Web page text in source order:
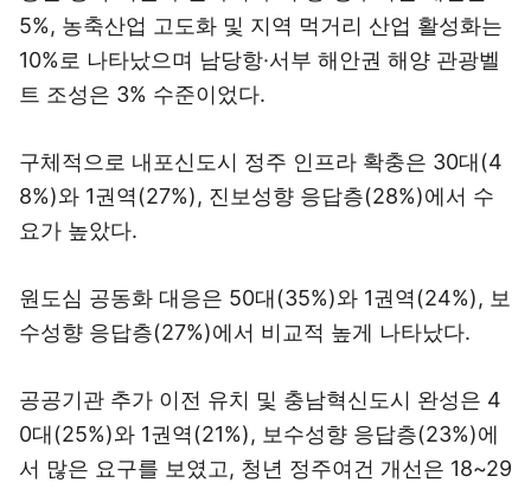
5%, 농축산업 고도화 및 지역 먹거리 산업 활성화는
10%로 나타났으며 남당항·서부 해안권 해양 관광벨
트 조성은 3% 수준이었다.
구체적으로 내포신도시 정주 인프라 확충은 30대(4
8%)와 1권역(27%), 진보성향 응답층(28%)에서 수
요가 높았다.
원도심 공동화 대응은 50대(35%)와 1권역(24%), 보
수성향 응답층(27%)에서 비교적 높게 나타났다.
공공기관 추가 이전 유치 및 충남혁신도시 완성은 4
0대(25%)와 1권역(21%), 보수성향 응답층(23%)에
서 많은 요구를 보였고, 청년 정주여건 개선은 18~29